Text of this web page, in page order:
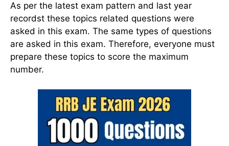
As per the latest exam pattern and last year
recordst these topics related questions were
asked in this exam. The same types of questions
are asked in this exam. Therefore, everyone must
prepare these topics to score the maximum
number.